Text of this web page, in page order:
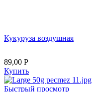
Кукуруза воздушная
89,00 Р
Купить
Быстрый просмотр